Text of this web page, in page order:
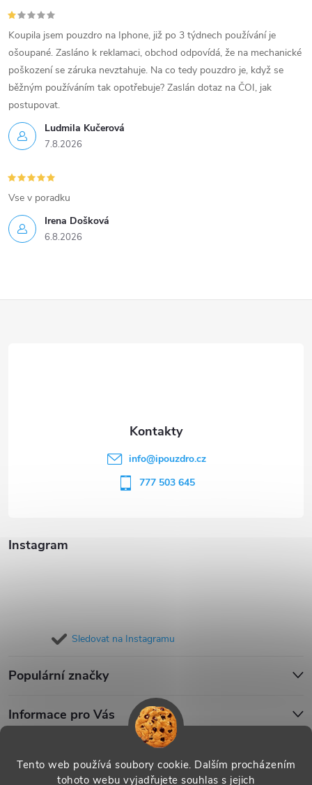
Tento web používá soubory cookie. Dalším procházením
tohoto webu vyjadřujete souhlas s jejich
Ludmila Kučerová
7.8.2026
Koupila jsem pouzdro na Iphone, již po 3 týdnech používání je
ošoupané. Zasláno k reklamaci, obchod odpovídá, že na mechanické
poškození se záruka nevztahuje. Na co tedy pouzdro je, když se
běžným používáním tak opotřebuje? Zaslán dotaz na ČOI, jak
postupovat.
Irena Došková
6.8.2026
Vse v poradku
Instagram
Sledovat na Instagramu
Populární značky
Informace pro Vás
info@ipouzdro.cz
777 503 645